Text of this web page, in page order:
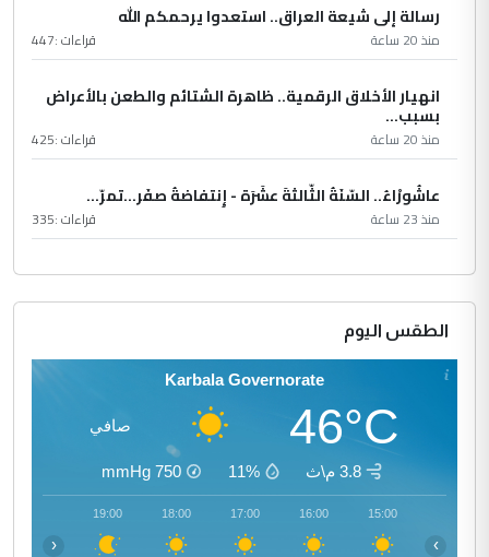
رسالة إلى شيعة العراق.. استعدوا يرحمكم الله
منذ 20 ساعة قراءات :447
انهيار الأخلاق الرقمية.. ظاهرة الشتائم والطعن بالأعراض
بسبب...
منذ 20 ساعة قراءات :425
عاشُورْاءُ.. السّنَةُ الثّالثةَ عشَرَة - إِنتفاضةُ صفَر…تمرّ...
منذ 23 ساعة قراءات :335
الطقس اليوم
Karbala Governorate
46°C صافي
3.8 م\ث 11%
750
mmHg
15:00
16:00
17:00
18:00
19:00
‹ ›